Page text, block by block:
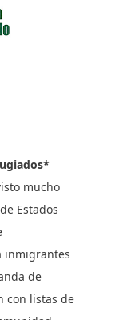
mucho
Estados
inmigrantes
de
con listas de